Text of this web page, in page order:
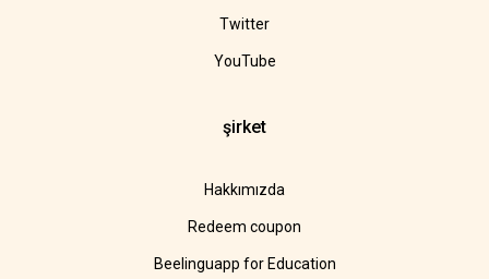
Twitter
YouTube
şirket
Hakkımızda
Redeem coupon
Beelinguapp for Education